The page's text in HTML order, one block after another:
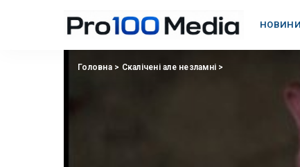
НОВИНИ
Головна> Скалічені але незламні >